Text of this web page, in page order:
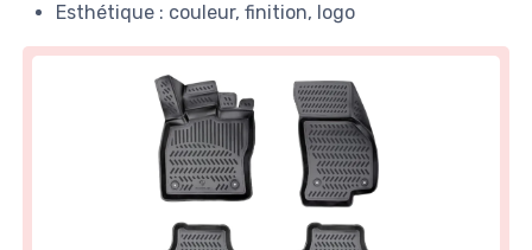
Esthétique : couleur, finition, logo